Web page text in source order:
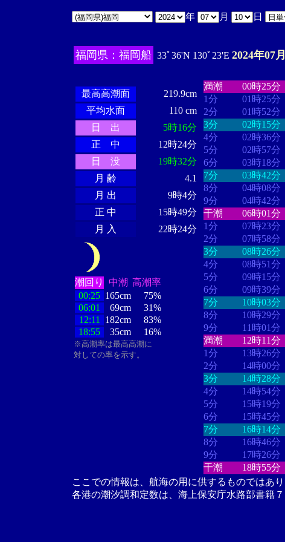
年 月 日
福岡県：福岡船 33ﾟ36'N 130ﾟ23'E 2024年07
最高高潮面
219.9cm
平均水面
110 cm
日 出
5時16分
正 中
12時24分
日 没
19時32分
月 齢
4.1
月 出
9時4分
正 中
15時49分
月 入
22時24分
潮回り 中潮 高潮率
00:25 165cm
75%
06:01
69cm
31%
12:11
182cm
83%
18:55
35cm 16%
※高潮率は最高高潮に
対しての率を示す。
満潮
00時25分
1分
01時25分
2分
01時52分
3分
02時15分
4分
02時36分
5分
02時57分
6分
03時18分
7分
03時42分
8分
04時08分
9分
04時42分
干潮
06時01分
1分
07時23分
2分
07時58分
3分
08時26分
4分
08時51分
5分
09時15分
6分
09時39分
7分
10時03分
8分
10時29分
9分
11時01分
満潮
12時11分
1分
13時26分
2分
14時00分
3分
14時28分
4分
14時54分
5分
15時19分
6分
15時45分
7分
16時14分
8分
16時46分
9分
17時26分
干潮
18時55分
ここでの情報は、航海の用に供するものではあ
各港の潮汐調和定数は、海上保安庁水路部書籍